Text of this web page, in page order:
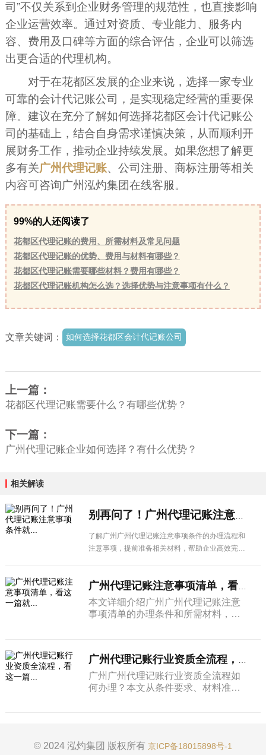
司”不仅关系到企业财务管理的规范性，也直接影响
企业运营效率。通过对资质、专业能力、服务内
容、费用及口碑等方面的综合评估，企业可以筛选
出更合适的代理机构。
对于在花都区发展的企业来说，选择一家专业
可靠的会计代记账公司，是实现稳定经营的重要保
障。建议在充分了解如何选择花都区会计代记账公
司的基础上，结合自身需求谨慎决策，从而顺利开
展财务工作，推动企业持续发展。如果您想了解更
多有关广州代理记账、公司注册、商标注册等相关
内容可咨询广州泓灼集团在线客服。
99%的人还阅读了
花都区代理记账的费用、所需材料及常见问题
花都区代理记账的优势、费用与材料有哪些？
花都区代理记账需要哪些材料？费用有哪些？
花都区代理记账机构怎么选？选择优势与注意事项有什么？
文章关键词： 如何选择花都区会计代记账公司
上一篇：
花都区代理记账需要什么？有哪些优势？
下一篇：
广州代理记账企业如何选择？有什么优势？
相关解读
了解广州广州代理记账注意事项条件的办理流程和
注意事项，提前准备相关材料，帮助企业高效完成
广州代理记账注意事项清单，看这一篇就...
本文详细介绍广州广州代理记账注意
事项清单的办理条件和所需材料，帮
广州广州代理记账行业资质全流程如
何办理？本文从条件要求、材料准备
© 2024 泓灼集团 版权所有 京ICP备18015898号-1